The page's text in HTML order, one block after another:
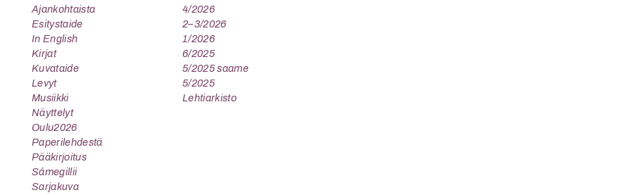
Ajankohtaista
Esitystaide
In English
Kirjat
Kuvataide
Levyt
Musiikki
Näyttelyt
Oulu2026
Paperilehdestä
Pääkirjoitus
Sámegillii
Sarjakuva
4/2026
2–3/2026
1/2026
6/2025
5/2025 saame
5/2025
Lehtiarkisto